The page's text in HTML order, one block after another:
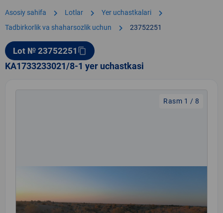
Asosiy sahifa chevron_right Lotlar chevron_right Yer uchastkalari chevron_right
Tadbirkorlik va shaharsozlik uchun chevron_right 23752251
Lot № 23752251 content_copy
KA1733233021/8-1 yer uchastkasi
Rasm 1 / 8